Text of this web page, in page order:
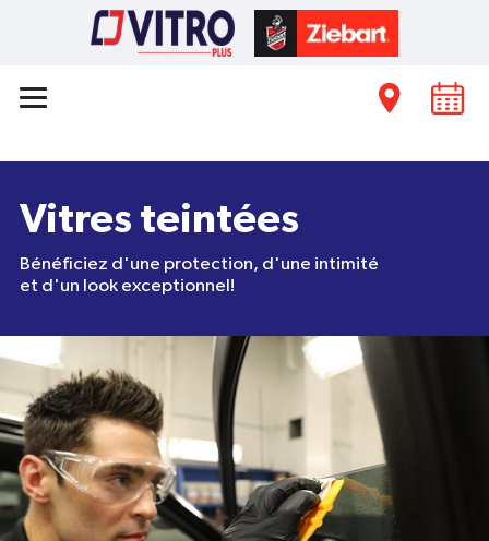
Vitres teintées
Bénéficiez d'une protection, d'une intimité
et d'un look exceptionnel!